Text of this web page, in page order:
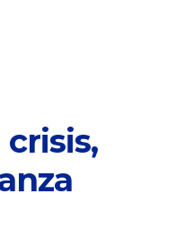
crisis,